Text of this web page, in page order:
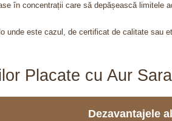
în concentrații care să depășească limitele
unde este cazul, de certificat de calitate sau
Placate cu Aur
Dezavantajele